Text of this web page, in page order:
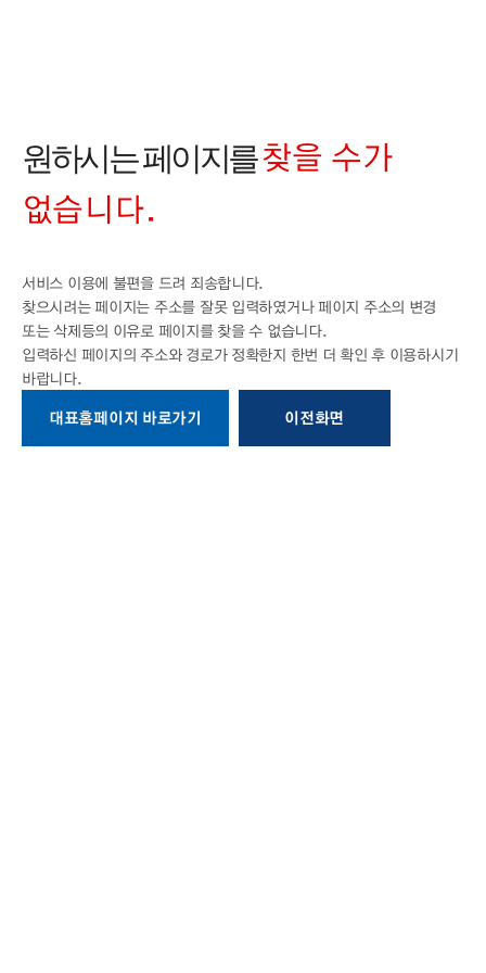
원하시는 페이지를찾을 수가
없습니다.
서비스 이용에 불편을 드려 죄송합니다.
찾으시려는 페이지는 주소를 잘못 입력하였거나 페이지 주소의 변경
또는 삭제등의 이유로 페이지를 찾을 수 없습니다.
입력하신 페이지의 주소와 경로가 정확한지 한번 더 확인 후 이용하시기
바랍니다.
대표홈페이지 바로가기 이전화면